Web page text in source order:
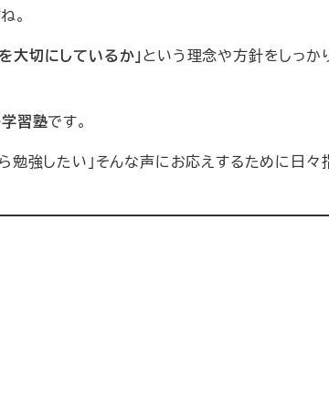
。
大切にしているか」という理念や方針をしっか
習塾です。
勉強したい」そんな声にお応えするために日々